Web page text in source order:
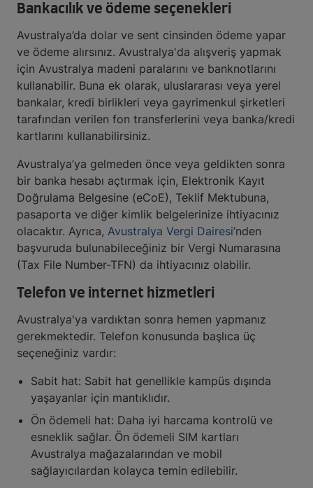
Bankacılık ve ödeme seçenekleri
Avustralya’da dolar ve sent cinsinden ödeme yapar
ve ödeme alırsınız. Avustralya'da alışveriş yapmak
için Avustralya madeni paralarını ve banknotlarını
kullanabilir. Buna ek olarak, uluslararası veya yerel
bankalar, kredi birlikleri veya gayrimenkul şirketleri
tarafından verilen fon transferlerini veya banka/kredi
kartlarını kullanabilirsiniz.
Avustralya’ya gelmeden önce veya geldikten sonra
bir banka hesabı açtırmak için, Elektronik Kayıt
Doğrulama Belgesine (eCoE), Teklif Mektubuna,
pasaporta ve diğer kimlik belgelerinize ihtiyacınız
olacaktır. Ayrıca, Avustralya Vergi Dairesi’nden
başvuruda bulunabileceğiniz bir Vergi Numarasına
(Tax File Number-TFN) da ihtiyacınız olabilir.
Telefon ve internet hizmetleri
Avustralya'ya vardıktan sonra hemen yapmanız
gerekmektedir. Telefon konusunda başlıca üç
seçeneğiniz vardır:
Sabit hat: Sabit hat genellikle kampüs dışında
yaşayanlar için mantıklıdır.
Ön ödemeli hat: Daha iyi harcama kontrolü ve
esneklik sağlar. Ön ödemeli SIM kartları
Avustralya mağazalarından ve mobil
sağlayıcılardan kolayca temin edilebilir.